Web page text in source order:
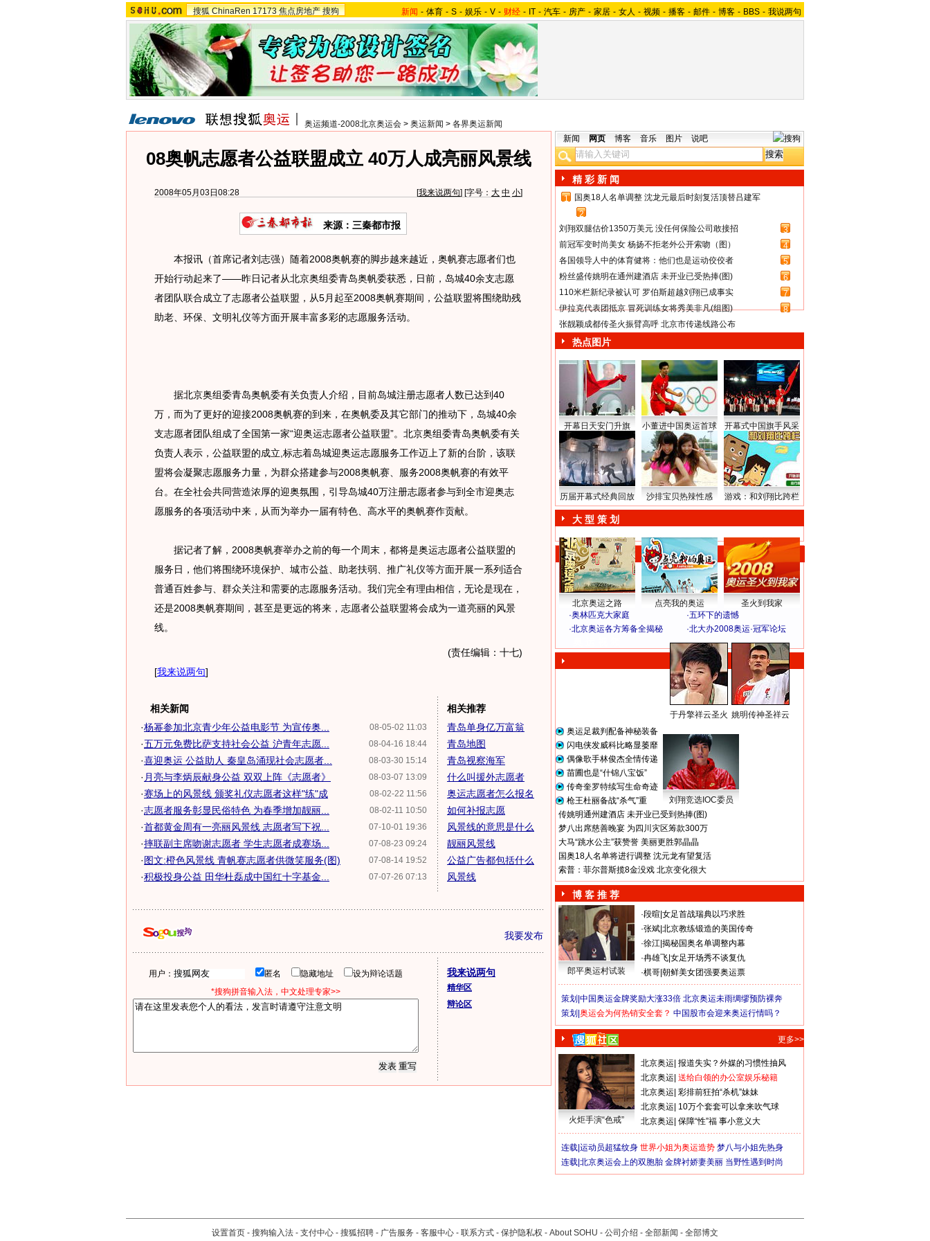
搜狐 ChinaRen 17173 焦点房地产 搜狗 新闻 - 体育 - S - 娱乐 - V - 财经 - IT - 汽车 - 房产 - 家居 - 女人 - 视频 - 播客 - 邮件 - 博客 - BBS - 我说两句
奥运频道-2008北京奥运会 > 奥运新闻 > 各界奥运新闻
08奥帆志愿者公益联盟成立 40万人成亮丽风景线
2008年05月03日08:28 [我来说两句] [字号： 大 中 小]
来源：三秦都市报
本报讯（首席记者刘志强）随着2008奥帆赛的脚步越来越近，奥帆赛志愿者们也
开始行动起来了——昨日记者从北京奥组委青岛奥帆委获悉，日前，岛城40余支志愿
者团队联合成立了志愿者公益联盟，从5月起至2008奥帆赛期间，公益联盟将围绕助残
助老、环保、文明礼仪等方面开展丰富多彩的志愿服务活动。
据北京奥组委青岛奥帆委有关负责人介绍，目前岛城注册志愿者人数已达到40
万，而为了更好的迎接2008奥帆赛的到来，在奥帆委及其它部门的推动下，岛城40余
支志愿者团队组成了全国第一家“迎奥运志愿者公益联盟”。北京奥组委青岛奥帆委有关
负责人表示，公益联盟的成立,标志着岛城迎奥运志愿服务工作迈上了新的台阶，该联
盟将会凝聚志愿服务力量，为群众搭建参与2008奥帆赛、服务2008奥帆赛的有效平
台。在全社会共同营造浓厚的迎奥氛围，引导岛城40万注册志愿者参与到全市迎奥志
愿服务的各项活动中来，从而为举办一届有特色、高水平的奥帆赛作贡献。
据记者了解，2008奥帆赛举办之前的每一个周末，都将是奥运志愿者公益联盟的
服务日，他们将围绕环境保护、城市公益、助老扶弱、推广礼仪等方面开展一系列适合
普通百姓参与、群众关注和需要的志愿服务活动。我们完全有理由相信，无论是现在，
还是2008奥帆赛期间，甚至是更远的将来，志愿者公益联盟将会成为一道亮丽的风景
线。
(责任编辑：十七)
[我来说两句]
相关新闻
08-05-02 11:03
·杨幂参加北京青少年公益电影节 为宣传奥...
08-04-16 18:44
·五万元免费比萨支持社会公益 沪青年志愿...
08-03-30 15:14
·喜迎奥运 公益助人 秦皇岛涌现社会志愿者...
08-03-07 13:09
· 月亮与李炳辰献身公益 双双上阵《志愿者》
08-02-22 11:56
·赛场上的风景线 颁奖礼仪志愿者这样"练"成
08-02-11 10:50
·志愿者服务彰显民俗特色 为春季增加靓丽...
07-10-01 19:36
·首都黄金周有一亮丽风景线 志愿者写下祝...
07-08-23 09:24
·摔联副主席吻谢志愿者 学生志愿者成赛场...
07-08-14 19:52
·图文:橙色风景线 青帆赛志愿者供微笑服务(图)
07-07-26 07:13
·积极投身公益 田华杜磊成中国红十字基金...
相关推荐
青岛单身亿万富翁
青岛地图
青岛视察海军
什么叫援外志愿者
奥运志愿者怎么报名
如何补报志愿
风景线的意思是什么
靓丽风景线
公益广告都包括什么
风景线
我要发布
用户： 匿名 隐藏地址
设为辩论话题
*搜狗拼音输入法，中文处理专家>>
我来说两句
精华区
辩论区
新闻 网页 博客 音乐 图片 说吧
精 彩 新 闻
1
国奥18人名单调整 沈龙元最后时刻复活顶替吕建军
2
刘翔双腿估价1350万美元 没任何保险公司敢接招
3
前冠军变时尚美女 杨扬不拒老外公开索吻（图）
4
各国领导人中的体育健将：他们也是运动佼佼者
5
粉丝盛传姚明在通州建酒店 未开业已受热捧(图)
6
110米栏新纪录被认可 罗伯斯超越刘翔已成事实
7
伊拉克代表团抵京 冒死训练女将秀美非凡(组图)
8
张靓颖成都传圣火振臂高呼 北京市传递线路公布
热点图片
开幕日天安门升旗 小董进中国奥运首球 开幕式中国旗手风采
历届开幕式经典回放 沙排宝贝热辣性感 游戏：和刘翔比跨栏
大 型 策 划
北京奥运之路 点亮我的奥运
圣火到我家
·奥林匹克大家庭 ·五环下的遗憾
·北京奥运各方筹备全揭秘 ·北大办2008奥运·冠军论坛
于丹擎祥云圣火 姚明传神圣祥云
奥运足裁判配备神秘装备
闪电侠发威科比略显萎靡
偶像歌手林俊杰全情传递
苗圃也是“什锦八宝饭”
传奇奎罗特续写生命奇迹
枪王杜丽备战“杀气”重
刘翔竞选IOC委员
传姚明通州建酒店 未开业已受到热捧(图)
梦八出席慈善晚宴 为四川灾区筹款300万
大马“跳水公主”获赞誉 美丽更胜郭晶晶
国奥18人名单将进行调整 沈元龙有望复活
索普：菲尔普斯揽8金没戏 北京变化很大
博 客 推 荐
郎平奥运村试装
·段暄 女足首战瑞典以巧求胜
·张斌 北京教练锻造的美国传奇
·徐江 揭秘国奥名单调整内幕
·冉雄飞 女足开场秀不谈复仇
·棋哥 朝鲜美女团强要奥运票
策划| 中国奥运金牌奖励大涨33倍 北京奥运未雨绸缪预防裸奔
策划| 奥运会为何热销安全套？ 中国股市会迎来奥运行情吗？
更多>>
火炬手演“色戒”
北京奥运 报道失实？外媒的习惯性抽风
北京奥运 送给白领的办公室娱乐秘籍
北京奥运 彩排前狂拍“杀机”妹妹
北京奥运 10万个套套可以拿来吹气球
北京奥运 保障“性”福 事小意义大
连载| 运动员超猛纹身 世界小姐为奥运造势 梦八与小姐先热身
连载| 北京奥运会上的双胞胎 金牌衬娇妻美丽 当野性遇到时尚
设置首页 - 搜狗输入法 - 支付中心 - 搜狐招聘 - 广告服务 - 客服中心 - 联系方式 - 保护隐私权 - About SOHU - 公司介绍 - 全部新闻 - 全部博文